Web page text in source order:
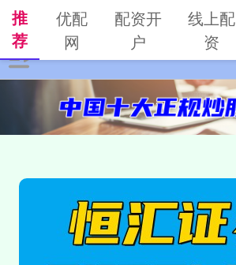
推
荐
优配
网
配资开
户
线上配
资